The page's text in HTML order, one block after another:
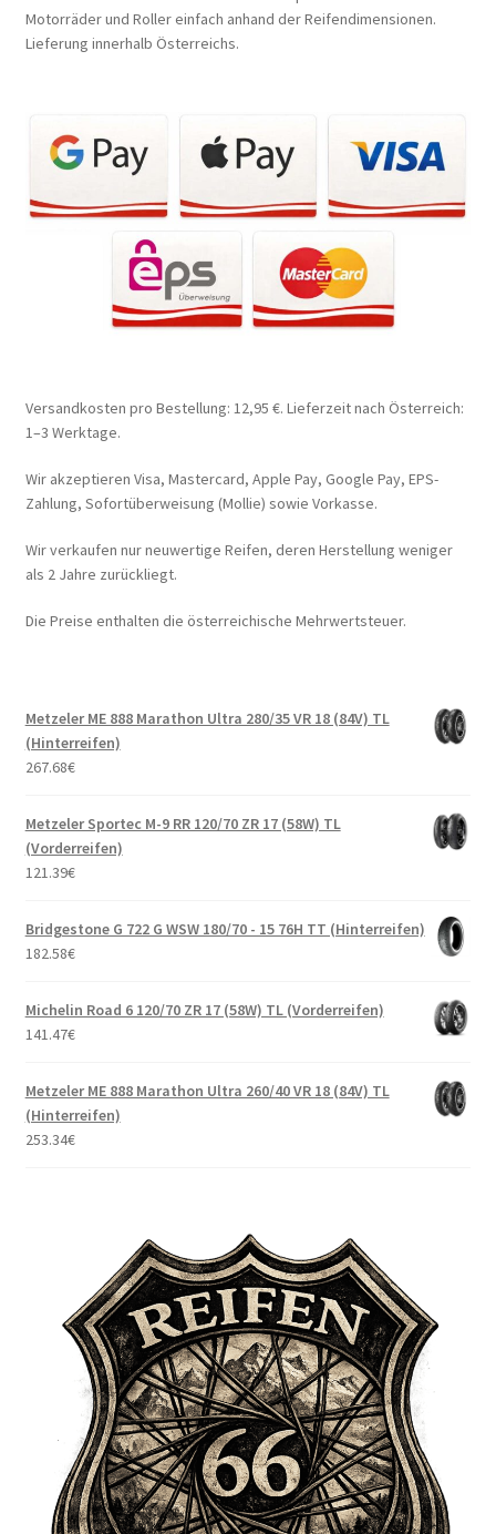
Motorräder und Roller einfach anhand der Reifendimensionen.
Lieferung innerhalb Österreichs.
Versandkosten pro Bestellung: 12,95 €. Lieferzeit nach Österreich:
1–3 Werktage.
Wir akzeptieren Visa, Mastercard, Apple Pay, Google Pay, EPS-
Zahlung, Sofortüberweisung (Mollie) sowie Vorkasse.
Wir verkaufen nur neuwertige Reifen, deren Herstellung weniger
als 2 Jahre zurückliegt.
Die Preise enthalten die österreichische Mehrwertsteuer.
Metzeler ME 888 Marathon Ultra 280/35 VR 18 (84V) TL
(Hinterreifen)
267.68€
Metzeler Sportec M-9 RR 120/70 ZR 17 (58W) TL
(Vorderreifen)
121.39€
Bridgestone G 722 G WSW 180/70 - 15 76H TT (Hinterreifen)
182.58€
Michelin Road 6 120/70 ZR 17 (58W) TL (Vorderreifen)
141.47€
Metzeler ME 888 Marathon Ultra 260/40 VR 18 (84V) TL
(Hinterreifen)
253.34€